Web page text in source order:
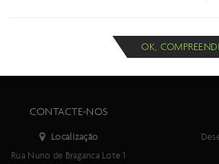
CONTACTE-NOS
Localização
Rua Nuno de Braganca Lote 1
OK, COMPREENDI